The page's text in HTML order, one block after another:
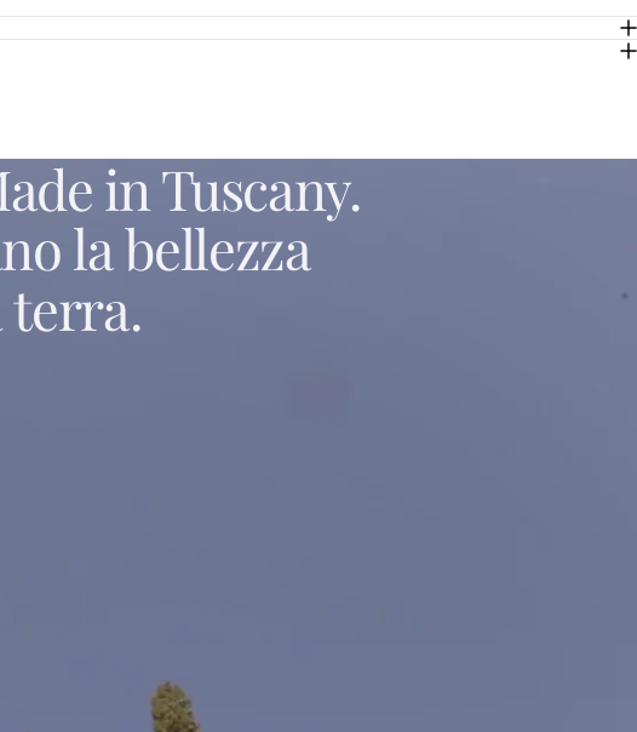
in Tuscany.
labellezza
terra.